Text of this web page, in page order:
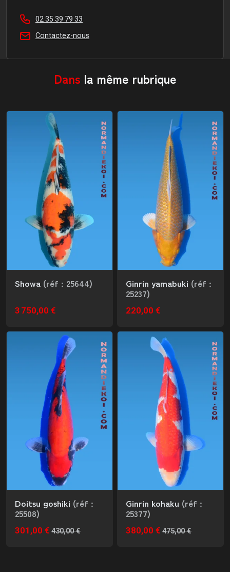
02 35 39 79 33
Contactez-nous
Dans la même rubrique
Showa (réf : 25644)
3 750,00 €
Ginrin yamabuki (réf :
25237)
220,00 €
Doitsu goshiki (réf :
25508)
301,00 € 430,00 €
Ginrin kohaku (réf :
25377)
380,00 € 475,00 €